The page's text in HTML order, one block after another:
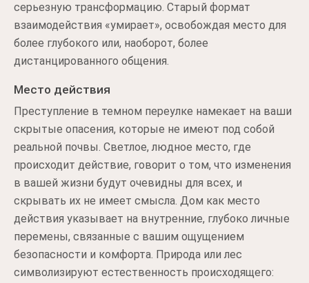
серьезную трансформацию. Старый формат
взаимодействия «умирает», освобождая место для
более глубокого или, наоборот, более
дистанцированного общения.
Место действия
Преступление в темном переулке намекает на ваши
скрытые опасения, которые не имеют под собой
реальной почвы. Светлое, людное место, где
происходит действие, говорит о том, что изменения
в вашей жизни будут очевидны для всех, и
скрывать их не имеет смысла. Дом как место
действия указывает на внутренние, глубоко личные
перемены, связанные с вашим ощущением
безопасности и комфорта. Природа или лес
символизируют естественность происходящего: